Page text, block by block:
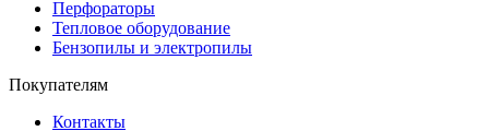
Перфораторы
Тепловое оборудование
Бензопилы и электропилы
Покупателям
Контакты